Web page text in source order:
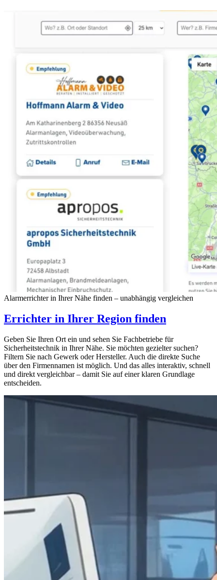
Alarmerrichter in Ihrer Nähe finden – unabhängig vergleichen
Errichter in Ihrer Region finden
Geben Sie Ihren Ort ein und sehen Sie Fachbetriebe für
Sicherheitstechnik in Ihrer Nähe. Sie möchten gezielter suchen?
Filtern Sie nach Gewerk oder Hersteller. Auch die direkte Suche
über den Firmennamen ist möglich. Und das alles interaktiv, schnell
und direkt vergleichbar – damit Sie auf einer klaren Grundlage
entscheiden.